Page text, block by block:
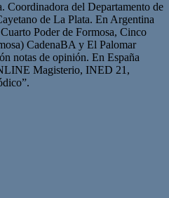
Coordinadora del Departamento de
de La Plata. En Argentina
Poder de Formosa, Cinco
CadenaBA y El Palomar
notas de opinión. En España
Magisterio, INED 21,